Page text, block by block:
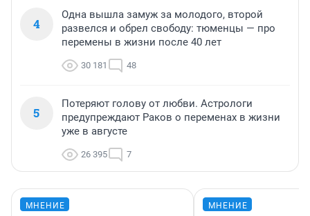
4
Одна вышла замуж за молодого, второй
развелся и обрел свободу: тюменцы — про
перемены в жизни после 40 лет
30 181 48
5
Потеряют голову от любви. Астрологи
предупреждают Раков о переменах в жизни
уже в августе
26 395 7
МНЕНИЕ МНЕНИЕ